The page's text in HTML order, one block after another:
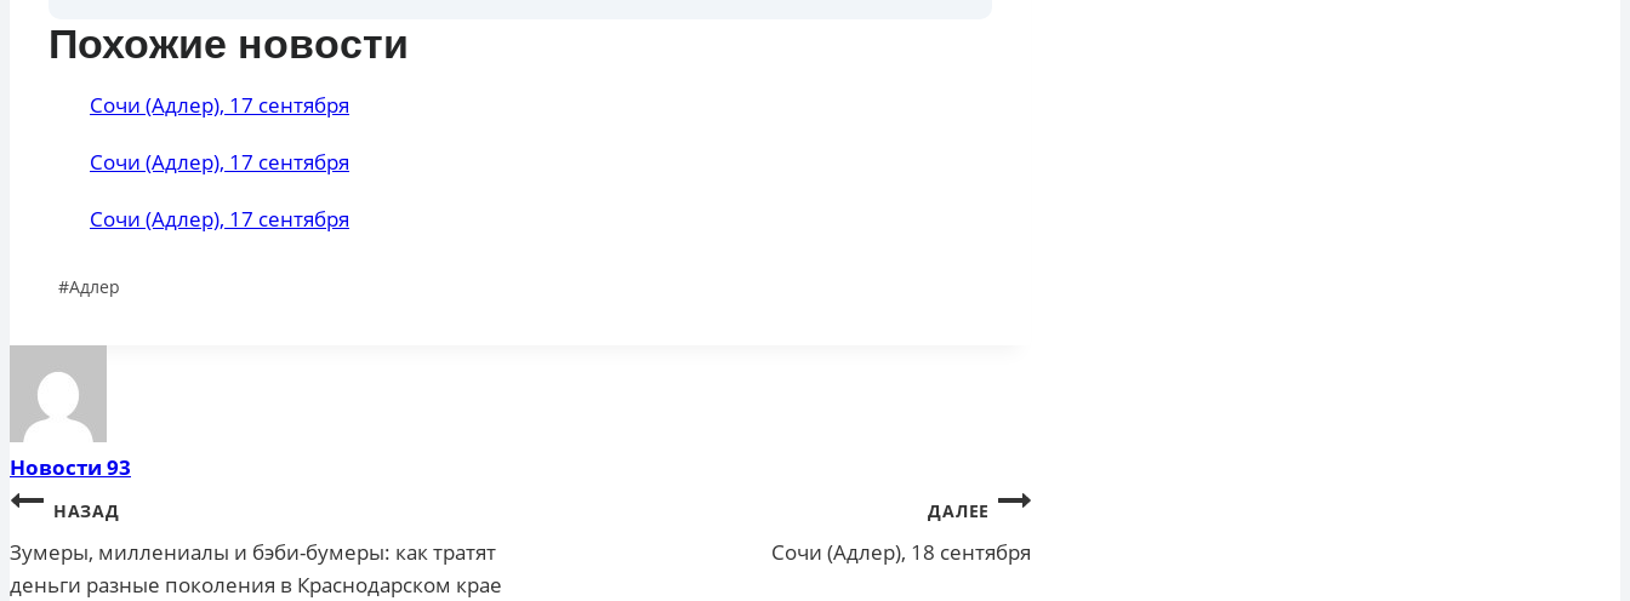
Похожие новости
Сочи (Адлер), 17 сентября
Сочи (Адлер), 17 сентября
Сочи (Адлер), 17 сентября
Метки
#Адлер
Новости 93
Навигация
по
НАЗАД
Зумеры, миллениалы и бэби-бумеры: как тратят
деньги разные поколения в Краснодарском крае
ДАЛЕЕ
Сочи (Адлер), 18 сентября